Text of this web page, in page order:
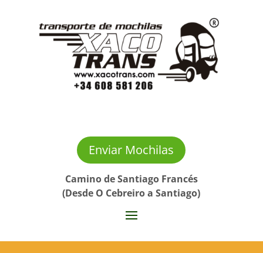
Enviar Mochilas
Camino de Santiago Francés
(Desde O Cebreiro a Santiago)